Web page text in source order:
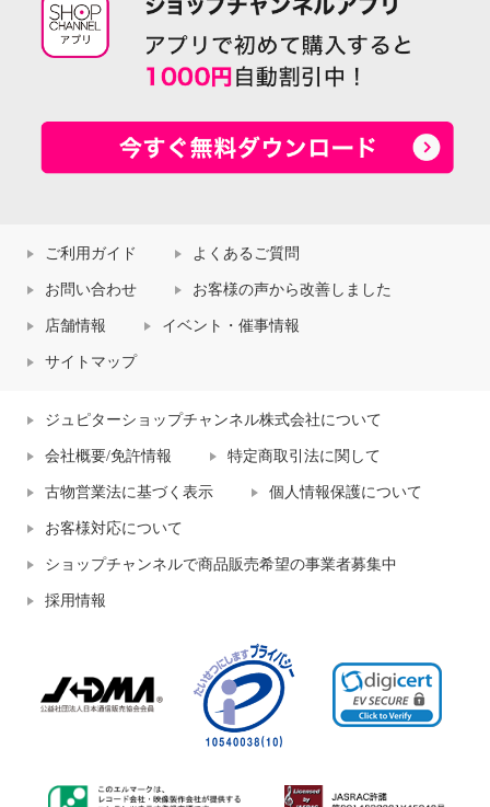
ご利用ガイド よくあるご質問
お問い合わせ お客様の声から改善しました
店舗情報 イベント・催事情報
サイトマップ
ジュピターショップチャンネル株式会社について
会社概要/免許情報 特定商取引法に関して
古物営業法に基づく表示 個人情報保護について
お客様対応について
ショップチャンネルで商品販売希望の事業者募集中
採用情報